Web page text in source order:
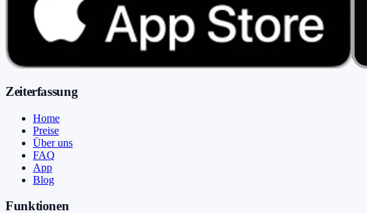
Zeiterfassung
Home
Preise
Über uns
FAQ
App
Blog
Funktionen